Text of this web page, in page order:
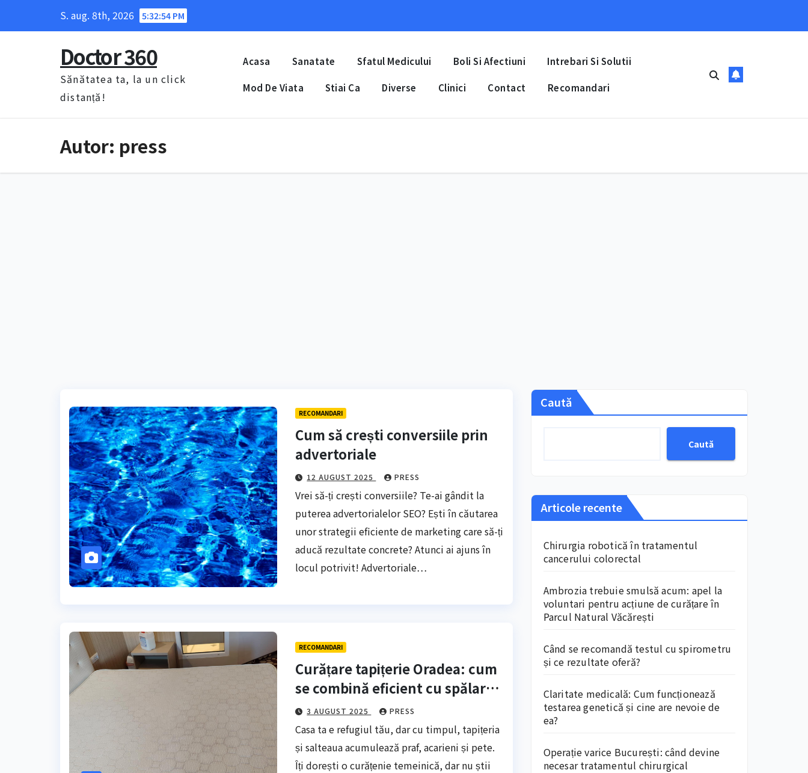
S. aug. 8th, 2026 5:32:55 PM
Doctor 360
Sănătatea ta, la un click
distanță!
Acasa Sanatate Sfatul Medicului Boli Si Afectiuni Intrebari Si Solutii
Mod De Viata Stiai Ca Diverse Clinici Contact Recomandari
Autor: press
RECOMANDARI
Cum să crești conversiile prin
advertoriale
12 AUGUST 2025 PRESS
Vrei să-ți crești conversiile? Te-ai gândit la
puterea advertorialelor SEO? Ești în căutarea
unor strategii eficiente de marketing care să-ți
aducă rezultate concrete? Atunci ai ajuns în
locul potrivit! Advertoriale…
RECOMANDARI
Curățare tapițerie Oradea: cum
se combină eficient cu spălarea
saltelei
3 AUGUST 2025 PRESS
Casa ta e refugiul tău, dar cu timpul, tapițeria
și salteaua acumulează praf, acarieni și pete.
Îți dorești o curățenie temeinică, dar nu știi
Caută
Caută
Articole recente
Chirurgia robotică în tratamentul
cancerului colorectal
Ambrozia trebuie smulsă acum: apel la
voluntari pentru acțiune de curățare în
Parcul Natural Văcărești
Când se recomandă testul cu spirometru
și ce rezultate oferă?
Claritate medicală: Cum funcționează
testarea genetică și cine are nevoie de
ea?
Operație varice București: când devine
necesar tratamentul chirurgical